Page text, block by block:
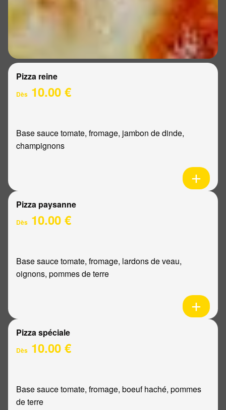
Pizza reine
Dès 10.00 €
Base sauce tomate, fromage, jambon de dinde,
champignons
Pizza paysanne
Dès 10.00 €
Base sauce tomate, fromage, lardons de veau,
oignons, pommes de terre
Pizza spéciale
Dès 10.00 €
Base sauce tomate, fromage, boeuf haché, pommes
de terre